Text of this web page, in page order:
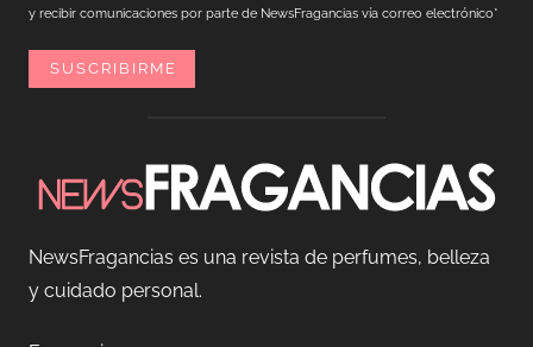
y recibir comunicaciones por parte de NewsFragancias vía correo electrónico*
NewsFragancias es una revista de perfumes, belleza
y cuidado personal.